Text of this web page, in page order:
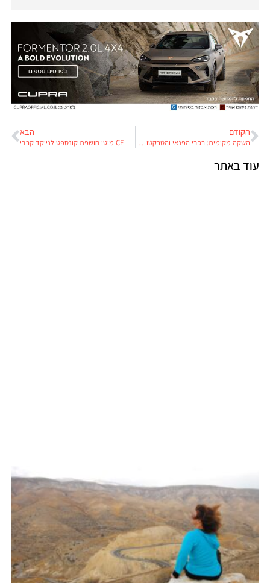
הקודם
השקה מקומית: רכבי הפנאי והטרקטורונים של ODES
הבא
CF מוטו חושפת קונספט לנייקד קרבי
עוד באתר